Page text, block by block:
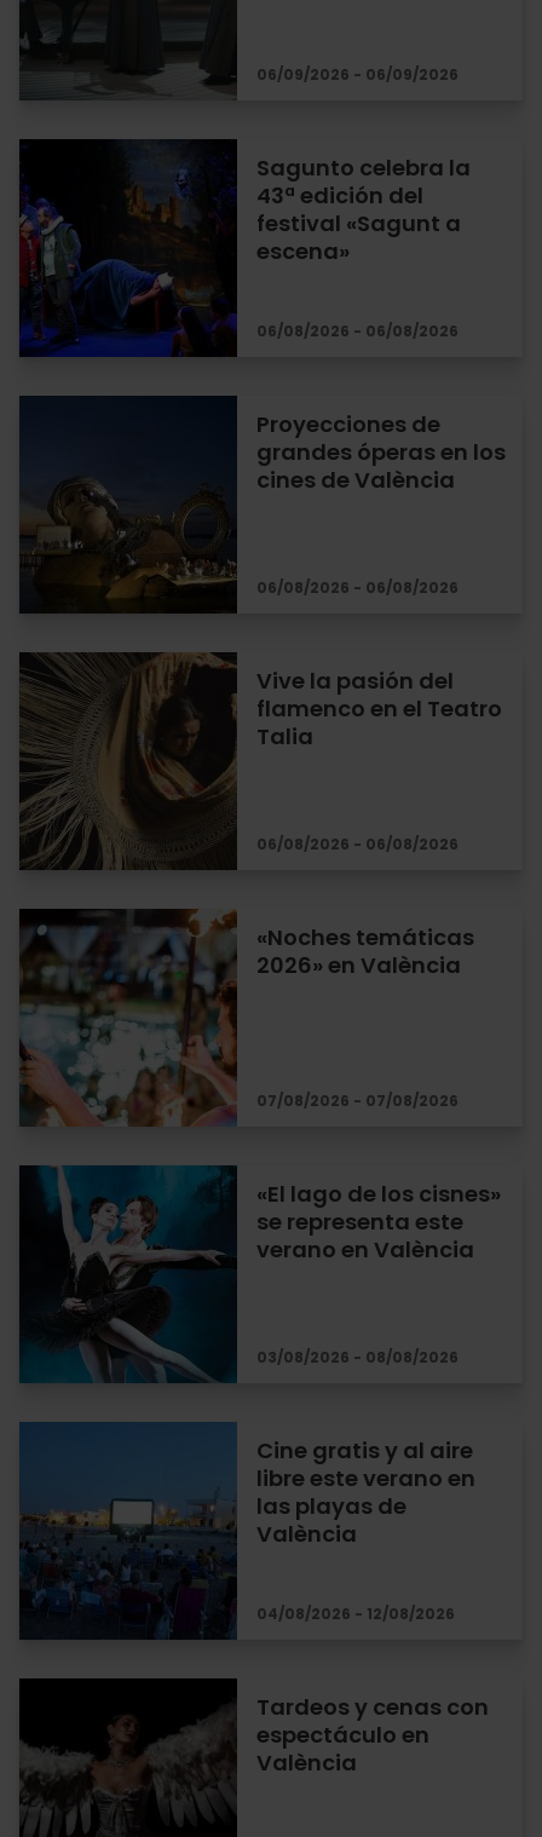
06/09/2026 - 06/09/2026
Sagunto celebra la
43ª edición del
festival «Sagunt a
escena»
06/08/2026 - 06/08/2026
Proyecciones de
grandes óperas en los
cines de València
06/08/2026 - 06/08/2026
Vive la pasión del
flamenco en el Teatro
Talia
06/08/2026 - 06/08/2026
«Noches temáticas
2026» en València
07/08/2026 - 07/08/2026
«El lago de los cisnes»
se representa este
verano en València
03/08/2026 - 08/08/2026
Cine gratis y al aire
libre este verano en
las playas de
València
04/08/2026 - 12/08/2026
Tardeos y cenas con
espectáculo en
València